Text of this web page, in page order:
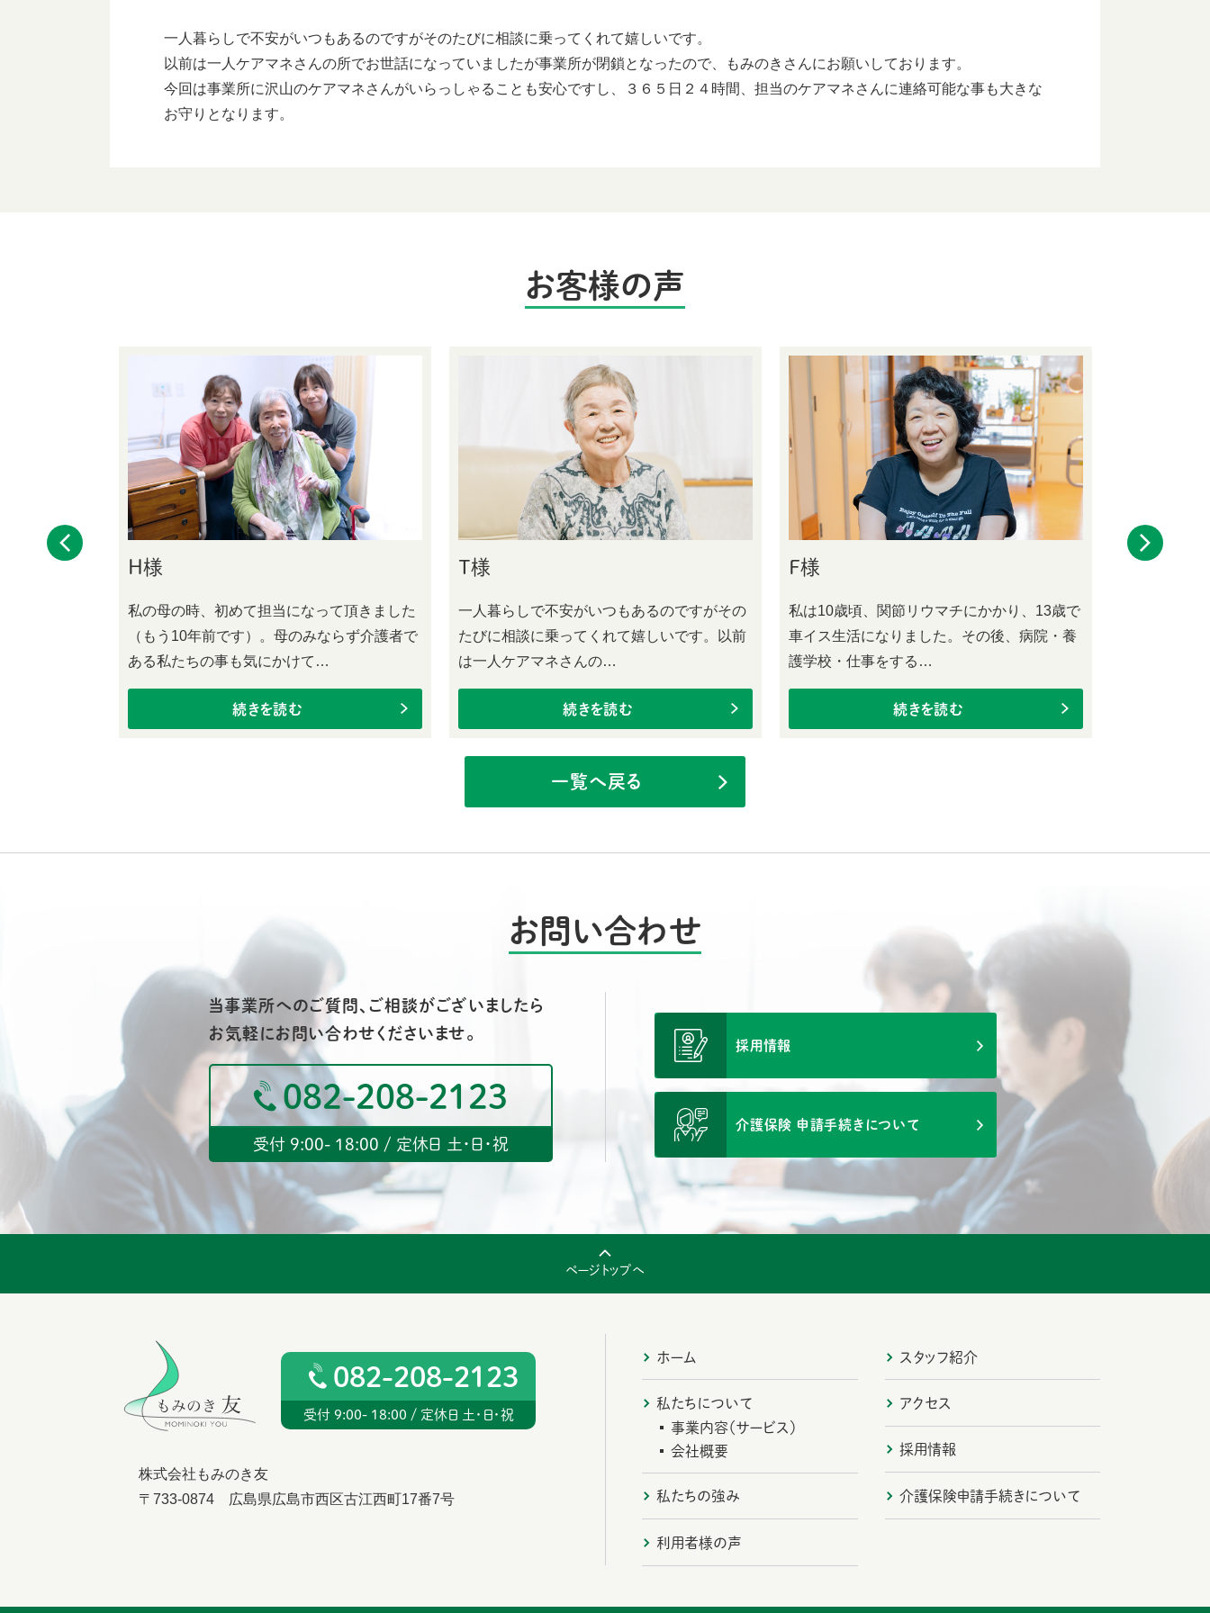
一人暮らしで不安がいつもあるのですがそのたびに相談に乗ってくれて嬉しいです。
以前は一人ケアマネさんの所でお世話になっていましたが事業所が閉鎖となったので、もみのきさんにお願いしております。
今回は事業所に沢山のケアマネさんがいらっしゃることも安心ですし、３６５日２４時間、担当のケアマネさんに連絡可能な事も大きな
お守りとなります。
お客様の声
H様
私の母の時、初めて担当になって頂きました
（もう10年前です）。母のみならず介護者で
ある私たちの事も気にかけて…
続きを読む
T様
一人暮らしで不安がいつもあるのですがその
たびに相談に乗ってくれて嬉しいです。以前
は一人ケアマネさんの…
続きを読む
F様
私は10歳頃、関節リウマチにかかり、13歳で
車イス生活になりました。その後、病院・養
護学校・仕事をする…
続きを読む
M様
一覧へ戻る
お問い合わせ
当事業所へのご質問、ご相談がございましたら
お気軽にお問い合わせくださいませ。
082-208-2123
受付 9:00- 18:00 / 定休日 土・日・祝
採用情報
介護保険 申請手続きについて
ページトップへ
082-208-2123
受付 9:00- 18:00 / 定休日 土・日・祝
株式会社もみのき友
〒733-0874 広島県広島市西区古江西町17番7号
ホーム
私たちについて
事業内容（サービス）
会社概要
私たちの強み
利用者様の声
スタッフ紹介
アクセス
採用情報
介護保険申請手続きについて